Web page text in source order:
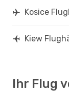
Kosice
Kiew
Ihr Flug